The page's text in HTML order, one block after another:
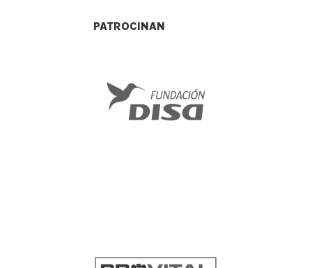
PATROCINAN